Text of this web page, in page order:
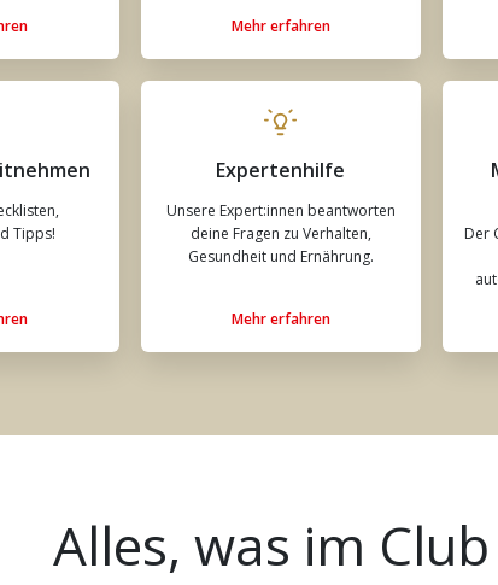
Mehr erfahren
Tipps!
Expertenhilfe
Unsere Expert:innen beantworten
deine Fragen zu Verhalten,
Gesundheit und Ernährung.
Mehr erfahren
Der
Alles, was im